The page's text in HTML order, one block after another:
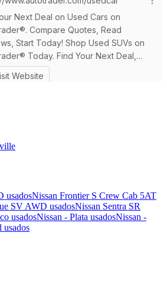
usadosNissan Frontier S Crew Cab 5AT
SV AWD usadosNissan Sentra SR
usadosNissan - Plata usadosNissan -
usados